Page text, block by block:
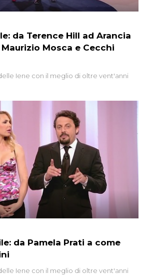
da Terence Hill ad Arancia
Mosca e Cecchi
Iene con il meglio di oltre vent'anni
da Pamela Prati a come
Iene con il meglio di oltre vent'anni